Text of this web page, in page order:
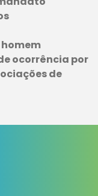
ocorrência por
de